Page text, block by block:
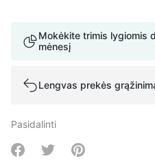
Mokėkite trimis lygiomis
mėnesį
Lengvas prekės
Pasidalinti
Share on Facebook
Share on Twitter
Share on